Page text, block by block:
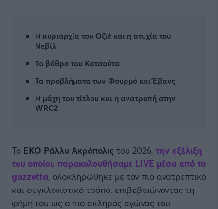
Η κυριαρχία του Οζιέ και η ατυχία του
Νεβίλ
Το βάθρο του Κατσούτα
Τα προβλήματα των Φουρμό και Έβανς
Η μάχη του τίτλου και η ανατροπή στην
WRC2
Το ΕΚΟ Ράλλυ Ακρόπολις του 2026, την εξέλιξη
του οποίου παρακολουθήσαμε LIVE μέσα από το
gazzetta, ολοκληρώθηκε με τον πιο ανατρεπτικό
και συγκλονιστικό τρόπο, επιβεβαιώνοντας τη
φήμη του ως ο πιο σκληρός αγώνας του